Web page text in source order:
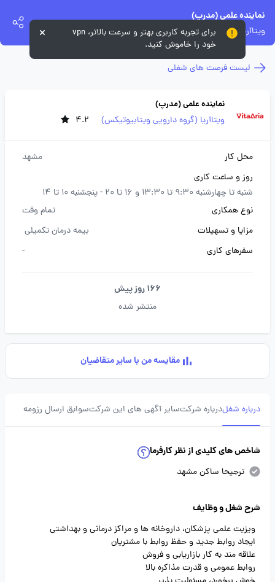
نماینده علمی (مدرپ)
ویتاآریا (گروه دارویی ویتابیوتیکس)
لیست فرصت های شغلی
نماینده علمی (مدرپ)
ویتاآریا (گروه دارویی ویتابیوتیکس)
4.2
محل کار
مشهد
روز و ساعت کاری
شنبه تا چهارشنبه 9:30 تا 13:30 و 16 تا 20 - پنجشنبه 10 تا 14
نوع همکاری
تمام وقت
مزایا و تسهیلات
بیمه درمان تکمیلی
سفرهای کاری
-
166 روز پیش
منتشر شده
مقایسه من با سایر متقاضیان
درباره شغلدرباره شرکتسایر آگهی های این شرکتسوابق ارسال رزومه
شاخص های کلیدی از نظر کارفرما
ترجیحا ساکن مشهد
شرح شغل و وظایف
ویزیت علمی پزشکان، داروخانه ها و مراکز درمانی و بهداشتی
ایجاد روابط جدید و حفظ روابط با مشتریان
علاقه مند به کار بازاریابی و فروش
روابط عمومی و قدرت مذاکره بالا
برای تجربه کاربری بهتر و سرعت بالاتر، vpn
خود را خاموش کنید.